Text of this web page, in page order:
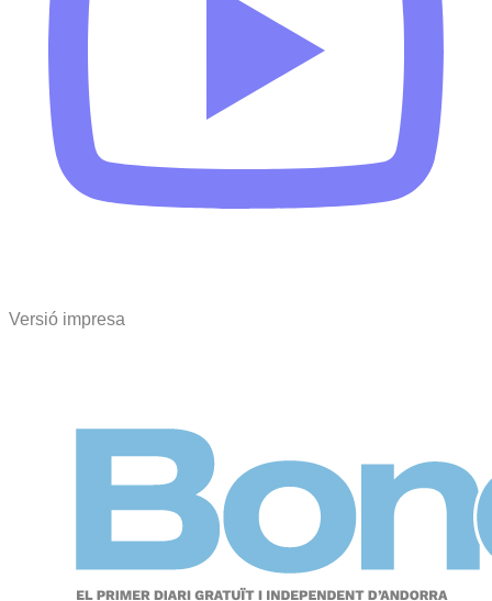
Versió impresa